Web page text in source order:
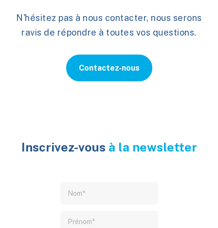
N'hésitez pas à nous contacter, nous serons
ravis de répondre à toutes vos questions.
Contactez-nous
Inscrivez-vous à la newsletter